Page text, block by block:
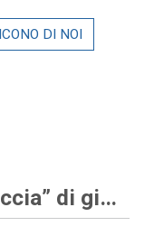
di
-
DI NOI
Aziende orafe “a caccia” di giovani sia con competenze digitali che tradizionali